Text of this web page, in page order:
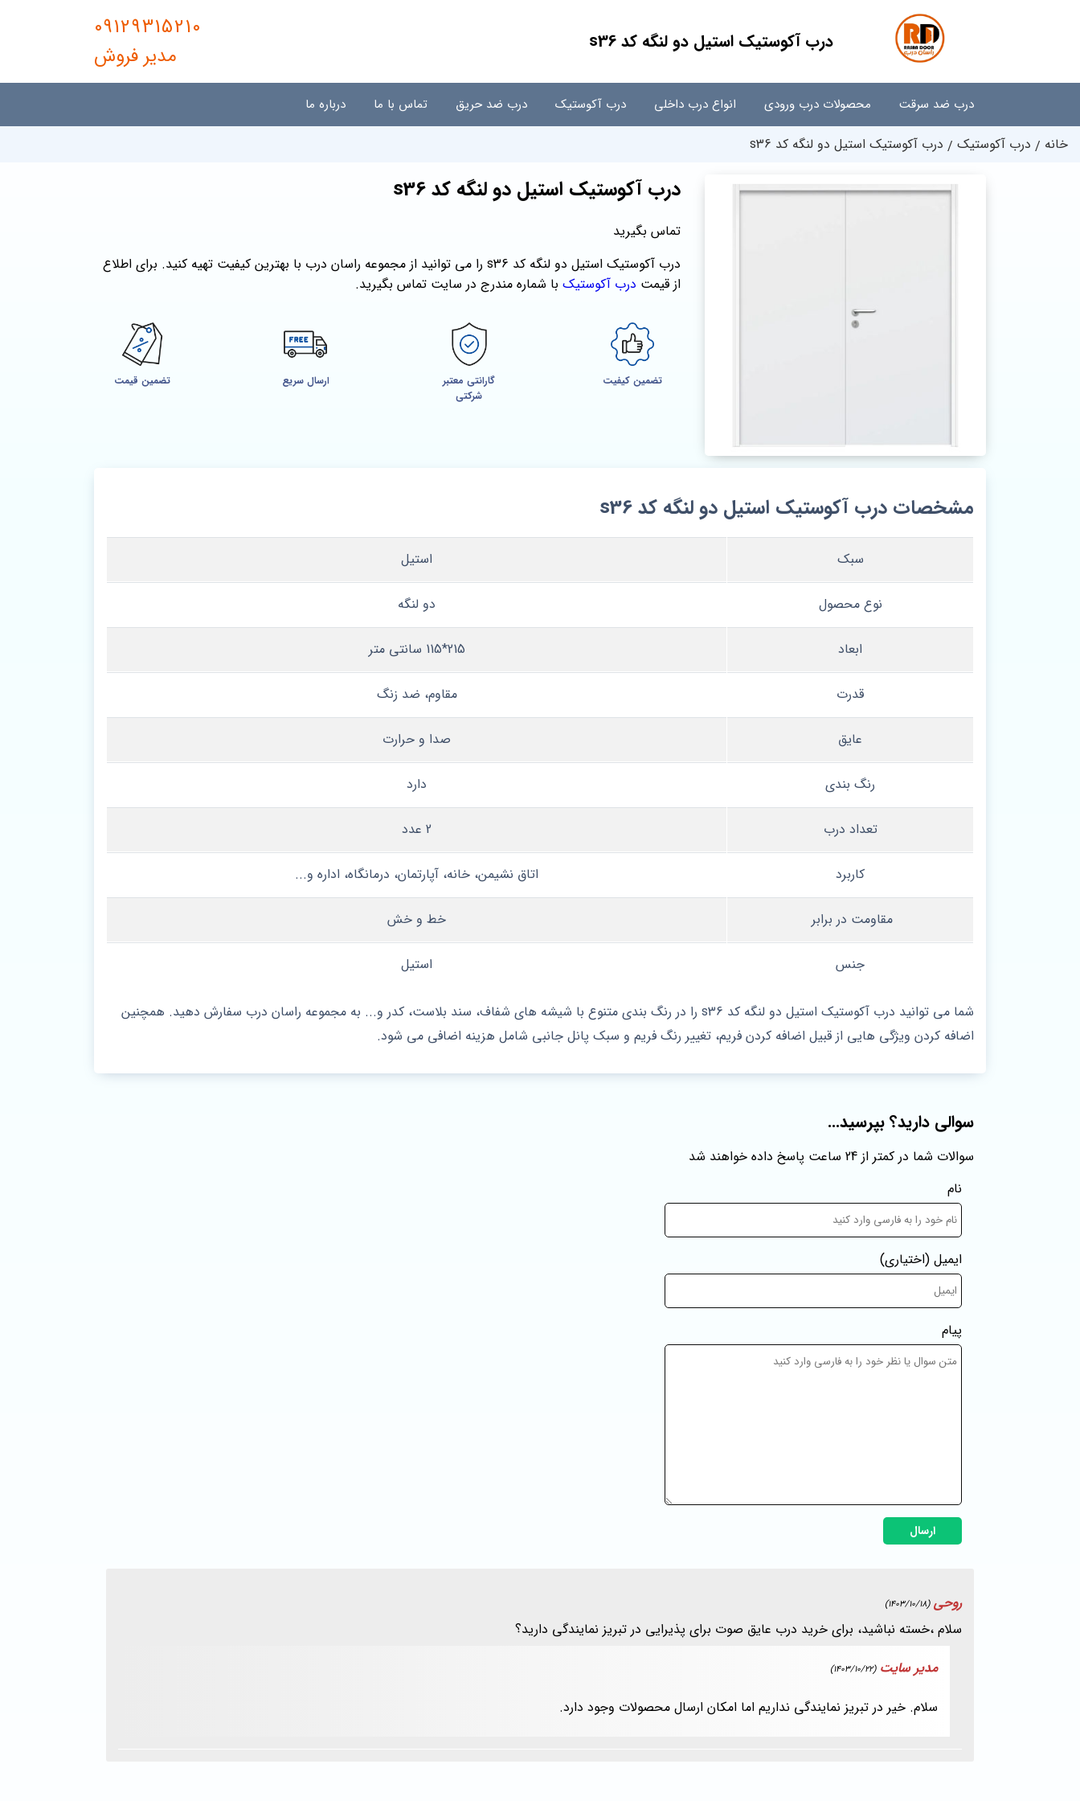
درب آکوستیک استیل دو لنگه کد s36
09129315210
مدیر فروش
درب ضد سرقت محصولات درب ورودی انواع درب داخلی درب آکوستیک درب ضد حریق تماس با ما درباره ما
خانه درب آکوستیک درب آکوستیک استیل دو لنگه کد s36
درب آکوستیک استیل دو لنگه کد s36
تماس بگیرید
درب آکوستیک استیل دو لنگه کد s36 را می توانید از مجموعه راسان درب با بهترین کیفیت تهیه کنید. برای اطلاع
از قیمت درب آکوستیک با شماره مندرج در سایت تماس بگیرید.
تضمین کیفیت
گارانتی معتبر
شرکتی
ارسال سریع تضمین قیمت
مشخصات درب آکوستیک استیل دو لنگه کد s36
سبک استیل
نوع محصول دو لنگه
ابعاد 215*115 سانتی متر
قدرت مقاوم، ضد زنگ
عایق صدا و حرارت
رنگ بندی دارد
تعداد درب 2 عدد
کاربرد اتاق نشیمن، خانه، آپارتمان، درمانگاه، اداره و...
مقاومت در برابر خط و خش
جنس استیل
شما می توانید درب آکوستیک استیل دو لنگه کد s36 را در رنگ بندی متنوع با شیشه های شفاف، سند بلاست، کدر و... به مجموعه راسان درب سفارش دهید. همچنین
اضافه کردن ویژگی هایی از قبیل اضافه کردن فریم، تغییر رنگ فریم و سبک پانل جانبی شامل هزینه اضافی می شود.
سوالی دارید؟ بپرسید...
سوالات شما در کمتر از 24 ساعت پاسخ داده خواهند شد
نام
ایمیل (اختیاری)
پیام
ارسال
روحی (1403/10/18)
سلام ،خسته نباشید، برای خرید درب عایق صوت برای پذیرایی در تبریز نمایندگی دارید؟
مدیر سایت (1403/10/22)
سلام. خیر در تبریز نمایندگی نداریم اما امکان ارسال محصولات وجود دارد.